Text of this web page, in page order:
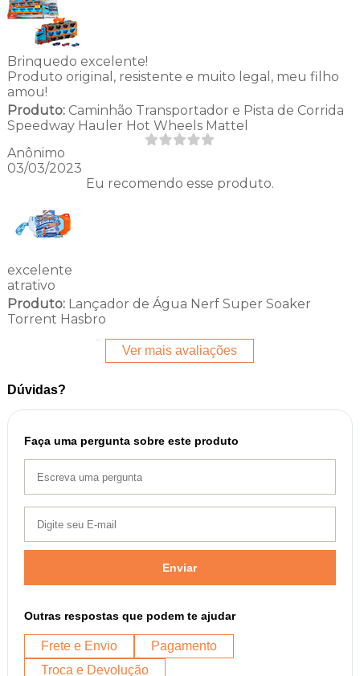
Brinquedo excelente!
Produto original, resistente e muito legal, meu filho
amou!
Produto:Caminhão Transportador e Pista de Corrida
Speedway Hauler Hot Wheels Mattel
Anônimo
03/03/2023
Eu recomendo esse produto.
excelente
atrativo
Produto:Lançador de Água Nerf Super Soaker
Torrent Hasbro
Ver mais avaliações
Dúvidas?
Faça uma pergunta sobre este produto
Enviar
Outras respostas que podem te ajudar
Frete e Envio
Pagamento
Troca e Devolução